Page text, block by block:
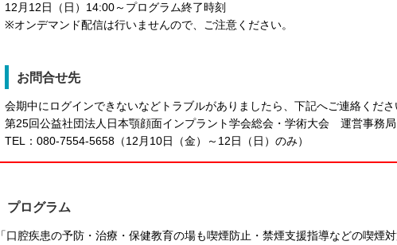
12月12日（日）14:00～プログラム終了時刻
※オンデマンド配信は行いませんので、ご注意ください。
お問合せ先
会期中にログインできないなどトラブルがありましたら、下記へご連絡くださ
第25回公益社団法人日本顎顔面インプラント学会総会・学術大会 運営事務局
TEL：080-7554-5658（12月10日（金）～12日（日）のみ）
プログラム
「口腔疾患の予防・治療・保健教育の場も喫煙防止・禁煙支援指導などの喫煙